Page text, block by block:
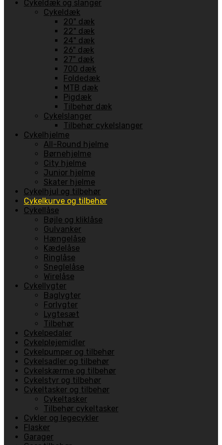
Cykeldæk og slanger
Cykeldæk
20" dæk
22" dæk
24" dæk
26" dæk
27" dæk
700 dæk
Foldedæk
MTB dæk
Pigdæk
Tilbehør dæk
Cykelslanger
Tilbehør cykelslanger
Cykelhjelme
All-Round hjelme
Børnehjelme
City hjelme
Junior hjelme
Skater hjelme
Cykelhjul og tilbehør
Cykelkurve og tilbehør
Cykellåse
Bøjle og kliklåse
Gulvanker
Hængelåse
Kædelåse
Ringlåse
Sneglelåse
Wirelåse
Cykellygter
Baglygter
Forlygter
Lygtesæt
Tilbehør
Cykelpedaler
Cykelplejemidler
Cykelpumper og tilbehør
Cykelsadler og tilbehør
Cykelskærme og tilbehør
Cykelstyr og tilbehør
Cykeltasker og tilbehør
Cykeltasker
Tilbehør cykeltasker
Cykler og legecykler
Flasker
Garager